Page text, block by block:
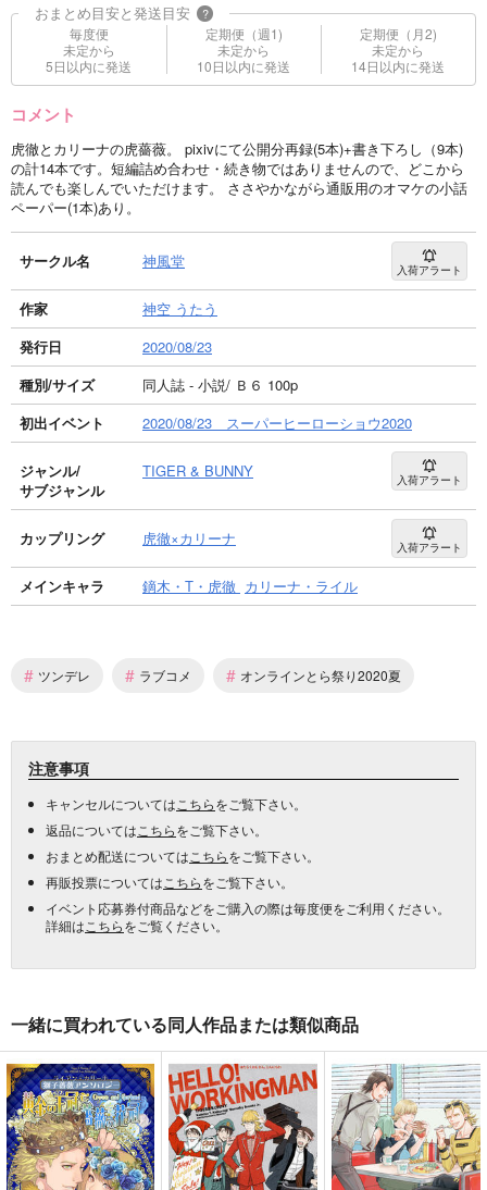
おまとめ目安と発送目安 ?
毎度便
未定から
5日以内に発送
定期便（週1)
未定から
10日以内に発送
定期便（月2)
未定から
14日以内に発送
コメント
虎徹とカリーナの虎薔薇。 pixivにて公開分再録(5本)+書き下ろし（9本)
の計14本です。短編詰め合わせ・続き物ではありませんので、どこから
読んでも楽しんでいただけます。 ささやかながら通販用のオマケの小話
ペーパー(1本)あり。
サークル名 神風堂 入荷アラート
作家
神空 うたう
発行日
2020/08/23
種別/サイズ
同人誌 - 小説/ Ｂ６ 100p
初出イベント
2020/08/23 スーパーヒーローショウ2020
ジャンル/
サブジャンル
TIGER & BUNNY 入荷アラート
カップリング 虎徹×カリーナ 入荷アラート
メインキャラ 鏑木・T・虎徹 カリーナ・ライル
# ツンデレ # ラブコメ # オンラインとら祭り2020夏
注意事項
キャンセルについては こちらをご覧下さい。
返品については こちらをご覧下さい。
おまとめ配送については こちらをご覧下さい。
再販投票については こちらをご覧下さい。
イベント応募券付商品などをご購入の際は毎度便をご利用ください。
詳細は こちらをご覧ください。
一緒に買われている同人作品または類似商品